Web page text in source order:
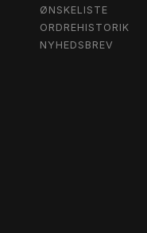
ØNSKELISTE
ORDREHISTORIK
NYHEDSBREV